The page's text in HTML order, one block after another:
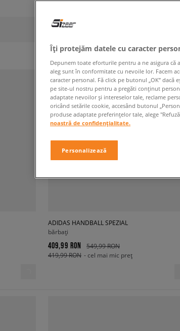
Produse pe pagină
60
ADIDAS HANDBALL SPEZIAL
bărbați
409,99 RON
549,99 RON
419,99 RON - cel mai mic preț
Îți protejăm datele cu caracter
Depunem toate eforturile pentru a ne asigura
aleg sunt în conformitate cu nevoile lor. Facem
caracter personal. Fă click pe butonul „OK”
pe site-ul nostru pentru a pregăti conținut
adaptate nevoilor și intereselor tale, reclame
oricând setările cookie, accesând butonul
produse adaptate preferințelor tale, alege
noastră de confidențialitate.
Personalizează